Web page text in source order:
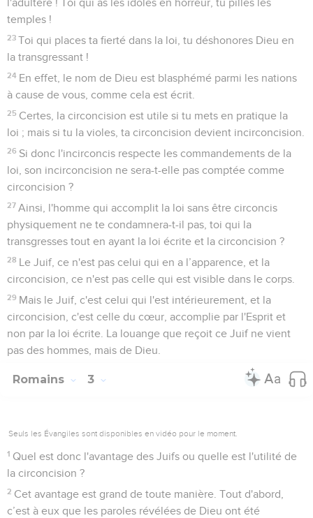
l'adultère ! Toi qui as les idoles en horreur, tu pilles les
temples !
23 Toi qui places ta fierté dans la loi, tu déshonores Dieu en
la transgressant !
24 En effet, le nom de Dieu est blasphémé parmi les nations
à cause de vous, comme cela est écrit.
25 Certes, la circoncision est utile si tu mets en pratique la
loi ; mais si tu la violes, ta circoncision devient incirconcision.
26 Si donc l'incirconcis respecte les commandements de la
loi, son incirconcision ne sera-t-elle pas comptée comme
circoncision ?
27 Ainsi, l'homme qui accomplit la loi sans être circoncis
physiquement ne te condamnera-t-il pas, toi qui la
transgresses tout en ayant la loi écrite et la circoncision ?
28 Le Juif, ce n'est pas celui qui en a l’apparence, et la
circoncision, ce n'est pas celle qui est visible dans le corps.
29 Mais le Juif, c'est celui qui l'est intérieurement, et la
circoncision, c'est celle du cœur, accomplie par l'Esprit et
non par la loi écrite. La louange que reçoit ce Juif ne vient
pas des hommes, mais de Dieu.
Romains 3
Seuls les Évangiles sont disponibles en vidéo pour le moment.
1 Quel est donc l'avantage des Juifs ou quelle est l'utilité de
la circoncision ?
2 Cet avantage est grand de toute manière. Tout d'abord,
c’est à eux que les paroles révélées de Dieu ont été